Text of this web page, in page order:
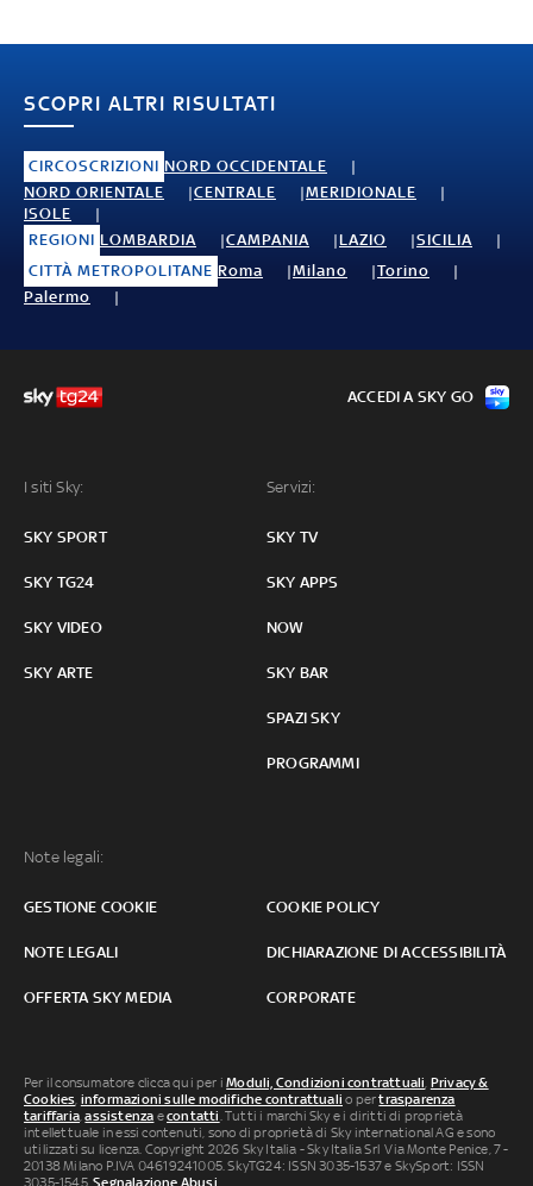
SCOPRI ALTRI RISULTATI
CIRCOSCRIZIONI NORD OCCIDENTALE
NORD ORIENTALE
CENTRALE
MERIDIONALE
ISOLE
REGIONI LOMBARDIA CAMPANIA LAZIO
SICILIA
CITTÀ METROPOLITANE Roma Milano
Torino
Palermo
I siti Sky:
SKY SPORT
SKY TG24
SKY VIDEO
SKY ARTE
Servizi:
SKY TV
SKY APPS
NOW
SKY BAR
SPAZI SKY
PROGRAMMI
Note legali:
GESTIONE COOKIE COOKIE POLICY
NOTE LEGALI DICHIARAZIONE DI ACCESSIBILITÀ
OFFERTA SKY MEDIA CORPORATE
ACCEDI A SKY GO
Per il consumatore clicca qui per iModuli, Condizioni contrattuali, Privacy &
Cookies, informazioni sulle modifiche contrattuali o pertrasparenza
tariffaria,assistenza econtatti. Tutti i marchi Sky e i diritti di proprietà
intellettuale in essi contenuti, sono di proprietà di Sky international AG e sono
utilizzati su licenza. Copyright 2026 Sky Italia - Sky Italia Srl Via Monte Penice, 7 -
20138 Milano P.IVA 04619241005. SkyTG24: ISSN 3035-1537 e SkySport: ISSN
3035-1545.Segnalazione Abusi